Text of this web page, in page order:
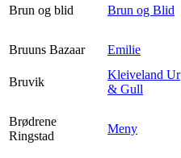
Brun og blid Brun og Blid
Bruuns Bazaar
Emilie
Bruvik
Kleiveland Ur
& Gull
Brødrene
Ringstad
Meny